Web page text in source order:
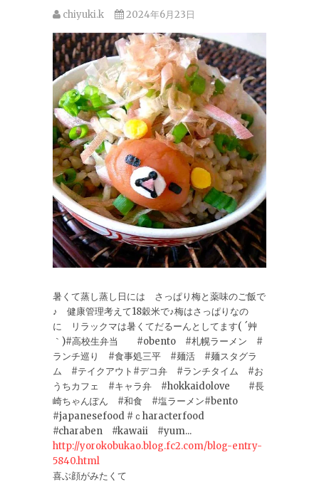
chiyuki.k 2024年6月23日
暑くて蒸し蒸し日には さっぱり梅と薬味のご飯で
♪ 健康管理考えて18穀米で♪梅はさっぱりなの
に リラックマは暑くてだるーんとしてます( ´艸
｀)#高校生弁当 #obento #札幌ラーメン #
ランチ巡り #食事処三平 #麺活 #麺スタグラ
ム #テイクアウト#デコ弁 #ランチタイム #お
うちカフェ #キャラ弁 #hokkaidolove #長
崎ちゃんぽん #和食 #塩ラーメン#bento
#japanesefood #ｃharacterfood
#charaben #kawaii #yum...
http://yorokobukao.blog.fc2.com/blog-entry-
5840.html
喜ぶ顔がみたくて